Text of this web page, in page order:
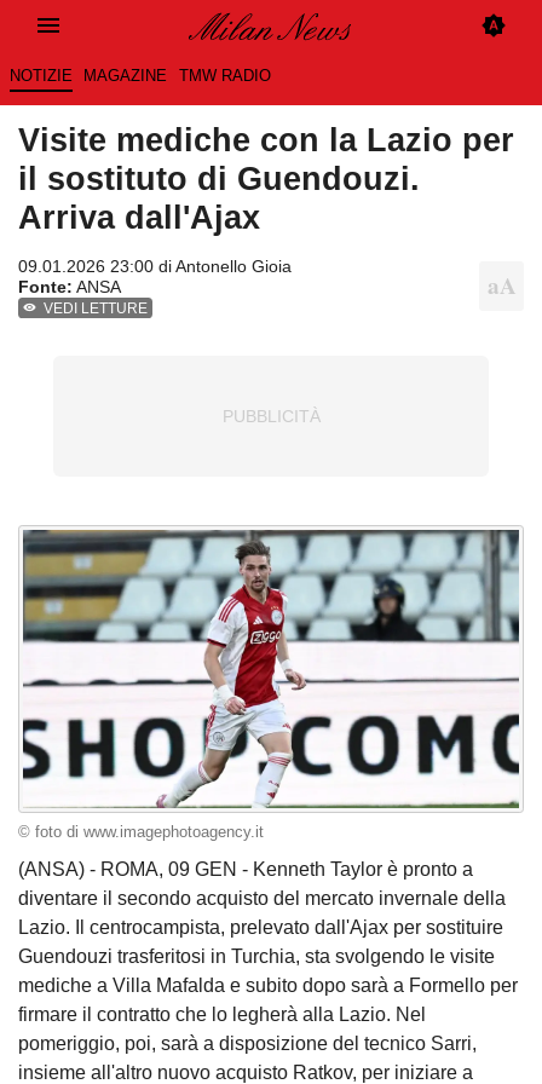
NOTIZIE MAGAZINE TMW RADIO
Visite mediche con la Lazio per
il sostituto di Guendouzi.
Arriva dall'Ajax
09.01.2026 23:00 diAntonello Gioia
Fonte: ANSA
VEDI LETTURE
© foto di www.imagephotoagency.it
(ANSA) - ROMA, 09 GEN - Kenneth Taylor è pronto a
diventare il secondo acquisto del mercato invernale della
Lazio. Il centrocampista, prelevato dall'Ajax per sostituire
Guendouzi trasferitosi in Turchia, sta svolgendo le visite
mediche a Villa Mafalda e subito dopo sarà a Formello per
firmare il contratto che lo legherà alla Lazio. Nel
pomeriggio, poi, sarà a disposizione del tecnico Sarri,
insieme all'altro nuovo acquisto Ratkov, per iniziare a